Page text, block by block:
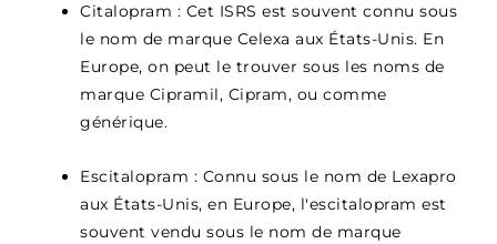
Citalopram : Cet ISRS est souvent connu sous
le nom de marque Celexa aux États-Unis. En
Europe, on peut le trouver sous les noms de
marque Cipramil, Cipram, ou comme
générique.
Escitalopram : Connu sous le nom de Lexapro
aux États-Unis, en Europe, l'escitalopram est
souvent vendu sous le nom de marque